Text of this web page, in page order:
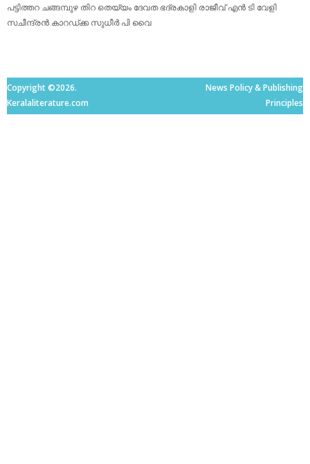
പട്ടിത്തറ ചങ്ങമ്പുഴ തിറ തെയ്യം ദേവത ഭദ്രകാളി രാജീവ് എൻ ടി വേളി
സചീന്ദ്രന്‍ കാറഡ്ക്ക സുധീര്‍ പി വൈ
Copyright ©2026.
Keralaliterature.com
News Policy & Publishing
Principles